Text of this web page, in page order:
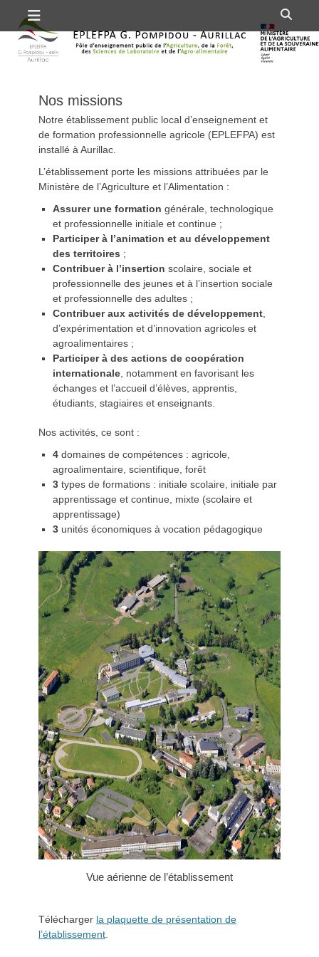
au
contenu
Premier menu
Nos missions
Notre établissement public local d’enseignement et
de formation professionnelle agricole (EPLEFPA) est
installé à Aurillac.
L’établissement porte les missions attribuées par le
Ministère de l’Agriculture et l’Alimentation :
Assurer une formation générale, technologique
et professionnelle initiale et continue ;
Participer à l’animation et au développement
des territoires ;
Contribuer à l’insertion scolaire, sociale et
professionnelle des jeunes et à l’insertion sociale
et professionnelle des adultes ;
Contribuer aux activités de développement
d’expérimentation et d’innovation agricoles et
agroalimentaires ;
Participer à des actions de coopération
internationale , notamment en favorisant les
échanges et l’accueil d’élèves, apprentis,
étudiants, stagiaires et enseignants.
Nos activités, ce sont :
4 domaines de compétences : agricole,
agroalimentaire, scientifique, forêt
3 types de formations : initiale scolaire, initiale par
apprentissage et continue, mixte (scolaire et
apprentissage)
3 unités économiques à vocation pédagogique
Vue aérienne de l’établissement
Télécharger la plaquette de présentation de
l’établissement